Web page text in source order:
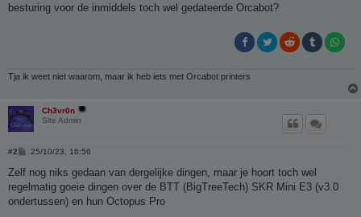
besturing voor de inmiddels toch wel gedateerde Orcabot?
Tja ik weet niet waarom, maar ik heb iets met Orcabot printers
Ch3vr0n
Site Admin
#2
B
c
h
25/10/23, 16:56
Zelf nog niks gedaan van dergelijke dingen, maar je hoort toch wel
regelmatig goeie dingen over de BTT (BigTreeTech) SKR Mini E3 (v3.0
ondertussen) en hun Octopus Pro